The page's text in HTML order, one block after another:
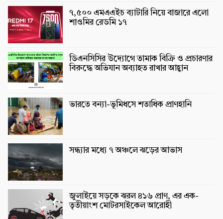
৭,৫০০ এমএএইচ ব্যাটারি নিয়ে বাজারে এলো
শাওমির রেডমি ১৭
ডিএনসিসির উদ্যোগে তামাক বিক্রি ও প্রচারণার
বিরুদ্ধে অভিযান অব্যাহত রাখার আহ্বান
ভারতে বন্যা-ভূমিধসে শতাধিক প্রাণহানি
সন্ধ্যার মধ্যে ৭ অঞ্চলে ঝড়ের আভাস
জুলাইয়ে সড়কে ঝরল ৪১৬ প্রাণ, এর এক-
তৃতীয়াংশ মোটরসাইকেল আরোহী